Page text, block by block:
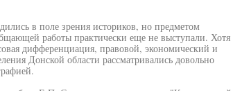
в поле зрения историков, но предметом
работы практически еще не выступали. Хотя
дифференциация, правовой, экономический и
Донской области рассматривались довольно